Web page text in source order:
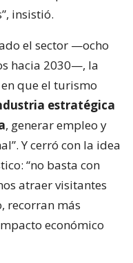
insistió.
el sector —ocho
hacia 2030—, la
que el turismo
estratégica
, generar empleo y
Y cerró con la idea
“no basta con
atraer visitantes
recorran más
económico